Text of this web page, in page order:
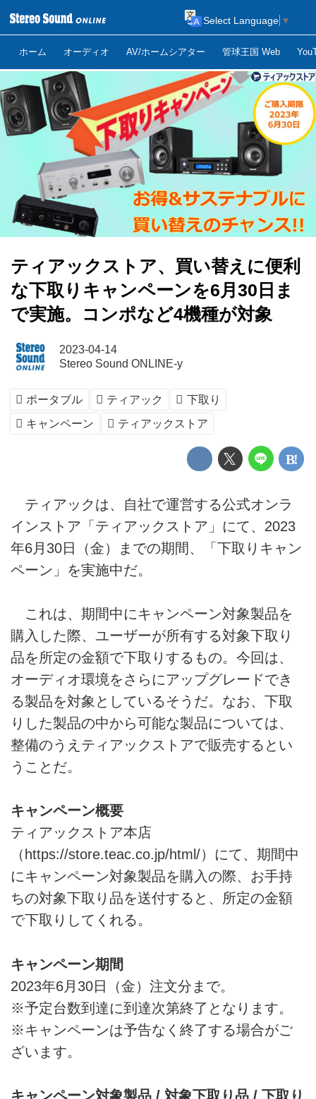
ホーム オーディオ AV/ホームシアター 管球王国 Web
Select Language ▼
ティアックストア、買い替えに便利
な下取りキャンペーンを6月30日ま
で実施。コンポなど4機種が対象
2023-04-14
Stereo Sound ONLINE-y
ポータブル ティアック
下取り
キャンペーン
ティアックストア
ティアックは、自社で運営する公式オンラ
インストア「ティアックストア」にて、2023
年6月30日（金）までの期間、「下取りキャン
ペーン」を実施中だ。
これは、期間中にキャンペーン対象製品を
購入した際、ユーザーが所有する対象下取り
品を所定の金額で下取りするもの。今回は、
オーディオ環境をさらにアップグレードでき
る製品を対象としているそうだ。なお、下取
りした製品の中から可能な製品については、
整備のうえティアックストアで販売するとい
うことだ。
キャンペーン概要
ティアックストア本店
（ https://store.teac.co.jp/html/）にて、期間中
にキャンペーン対象製品を購入の際、お手持
ちの対象下取り品を送付すると、所定の金額
で下取りしてくれる。
キャンペーン期間
2023年6月30日（金）注文分まで。
※予定台数到達に到達次第終了となります。
※キャンペーンは予告なく終了する場合がご
ざいます。
キャンペーン対象製品 / 対象下取り品 / 下取り